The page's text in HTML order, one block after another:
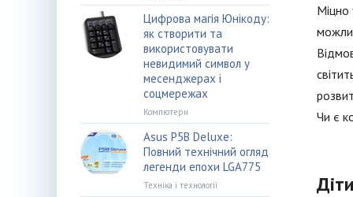
Міцно
Чи є
Цифрова магія Юнікоду:
як створити та
використовувати
невидимий символ у
месенджерах і
соцмережах
Компютери
Asus P5B Deluxe:
Повний технічний огляд
легенди епохи LGA775
Техніка і технології